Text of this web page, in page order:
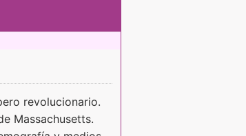
revolucionario.
Massachusetts.